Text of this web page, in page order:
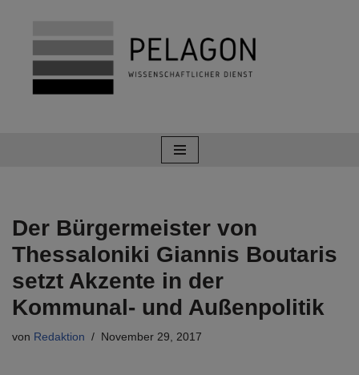
Zum
Inhalt
springen
Der Bürgermeister von
Thessaloniki Giannis Boutaris
setzt Akzente in der
Kommunal- und Außenpolitik
von Redaktion November 29, 2017